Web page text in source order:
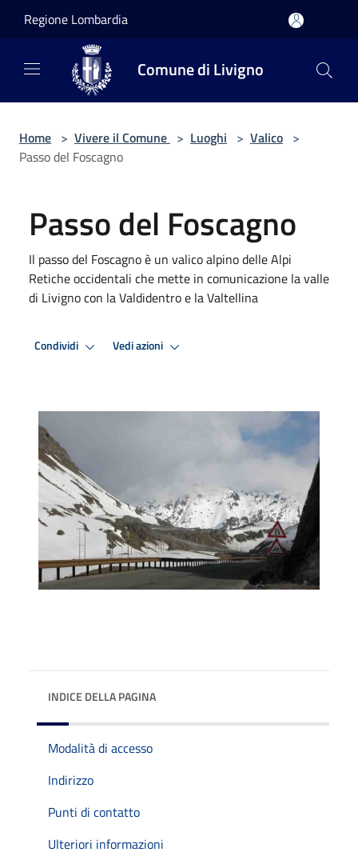
Regione Lombardia
Comune di Livigno
Home > Vivere il Comune > Luoghi > Valico >
Passo del Foscagno
Passo del Foscagno
Il passo del Foscagno è un valico alpino delle Alpi
Retiche occidentali che mette in comunicazione la valle
di Livigno con la Valdidentro e la Valtellina
Condividi Vedi azioni
INDICE DELLA PAGINA
Modalità di accesso
Indirizzo
Punti di contatto
Ulteriori informazioni